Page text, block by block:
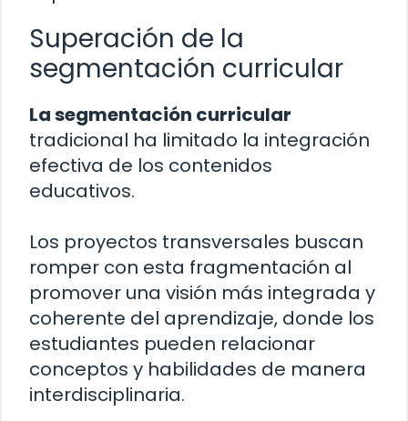
Superación de la
segmentación curricular
La segmentación curricular
tradicional ha limitado la integración
efectiva de los contenidos
educativos.
Los proyectos transversales buscan
romper con esta fragmentación al
promover una visión más integrada y
coherente del aprendizaje, donde los
estudiantes pueden relacionar
conceptos y habilidades de manera
interdisciplinaria.